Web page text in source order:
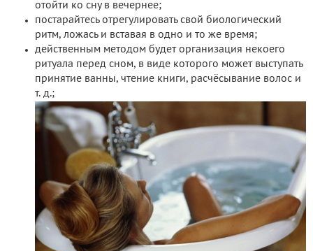
отойти ко сну в вечернее;
постарайтесь отрегулировать свой биологический
ритм, ложась и вставая в одно и то же время;
действенным методом будет организация некоего
ритуала перед сном, в виде которого может выступать
принятие ванны, чтение книги, расчёсывание волос и
т. д.;